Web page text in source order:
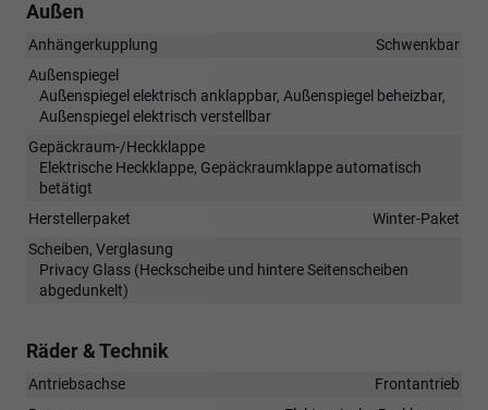
Außen
Anhängerkupplung
Schwenkbar
Außenspiegel
Außenspiegel elektrisch anklappbar, Außenspiegel beheizbar,
Außenspiegel elektrisch verstellbar
Gepäckraum-/Heckklappe
Elektrische Heckklappe, Gepäckraumklappe automatisch
betätigt
Herstellerpaket
Winter-Paket
Scheiben, Verglasung
Privacy Glass (Heckscheibe und hintere Seitenscheiben
abgedunkelt)
Räder & Technik
Antriebsachse
Frontantrieb